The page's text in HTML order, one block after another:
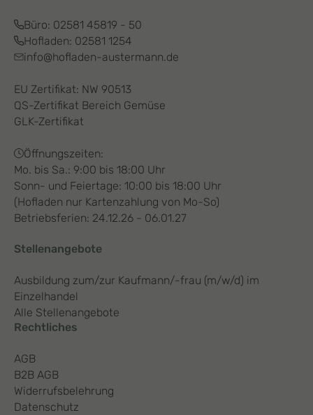
Büro: 02581 45819 - 50
Hofladen: 02581 1254
info@hofladen-austermann.de
EU Zertifikat: NW 90513
QS-Zertifikat Bereich Gemüse
GLK-Zertifikat
Öffnungszeiten:
Mo. bis Sa.: 9:00 bis 18:00 Uhr
Sonn- und Feiertage: 10:00 bis 18:00 Uhr
(Hofladen nur Kartenzahlung von Mo-So)
Betriebsferien: 24.12.26 - 06.01.27
Stellenangebote
Ausbildung zum/zur Kaufmann/-frau (m/w/d) im
Einzelhandel
Alle Stellenangebote
Rechtliches
AGB
B2B AGB
Widerrufsbelehrung
Datenschutz